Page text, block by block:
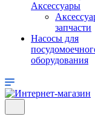
Аксессуары
запчасти
Насосы для
оборудования